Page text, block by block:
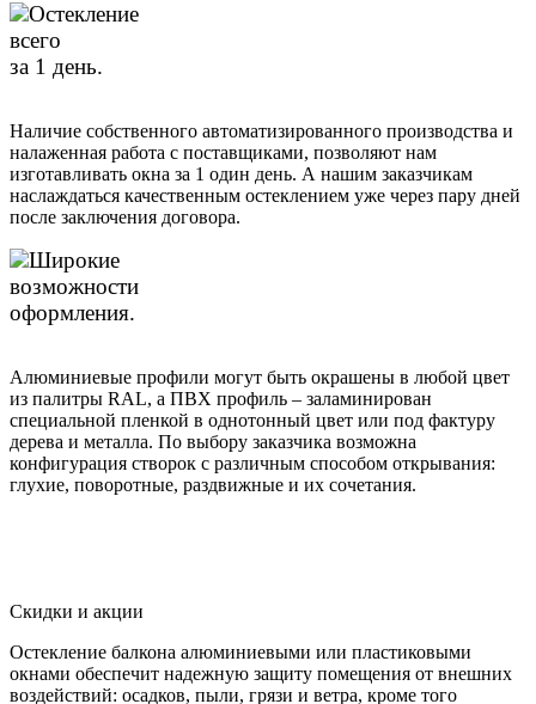
Остекление
всего
за 1 день.
Наличие собственного автоматизированного производства и
налаженная работа с поставщиками, позволяют нам
изготавливать окна за 1 один день. А нашим заказчикам
наслаждаться качественным остеклением уже через пару дней
после заключения договора.
Широкие
возможности
оформления.
Алюминиевые профили могут быть окрашены в любой цвет
из палитры RAL, а ПВХ профиль – заламинирован
специальной пленкой в однотонный цвет или под фактуру
дерева и металла. По выбору заказчика возможна
конфигурация створок с различным способом открывания:
глухие, поворотные, раздвижные и их сочетания.
Скидки и акции
Остекление балкона алюминиевыми или пластиковыми
окнами обеспечит надежную защиту помещения от внешних
воздействий: осадков, пыли, грязи и ветра, кроме того